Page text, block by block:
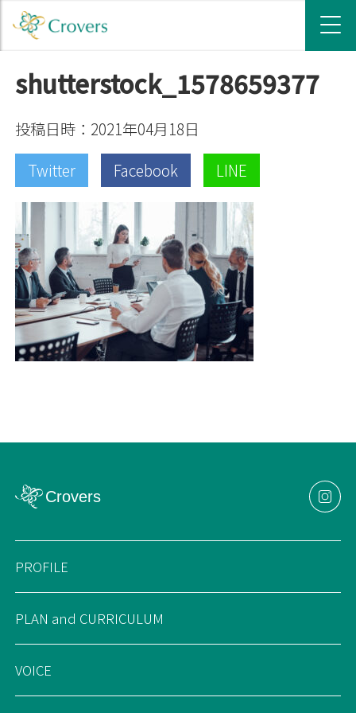
shutterstock_1578659377
投稿日時：2021年04月18日
Twitter
Facebook LINE
PROFILE
PLAN and CURRICULUM
VOICE